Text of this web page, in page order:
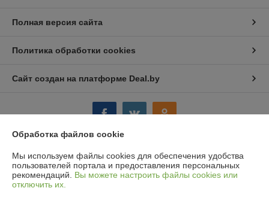
Полная версия сайта
Политика обработки cookies
Сайт создан на платформе Deal.by
Информация для покупателя
Юридическое лицо:ООО "Компания "Астравит"
_
Обработка файлов cookie
Мы используем файлы cookies для обеспечения удобства
пользователей портала и предоставления персональных
рекомендаций. Вы можете настроить файлы cookies или
отключить их.